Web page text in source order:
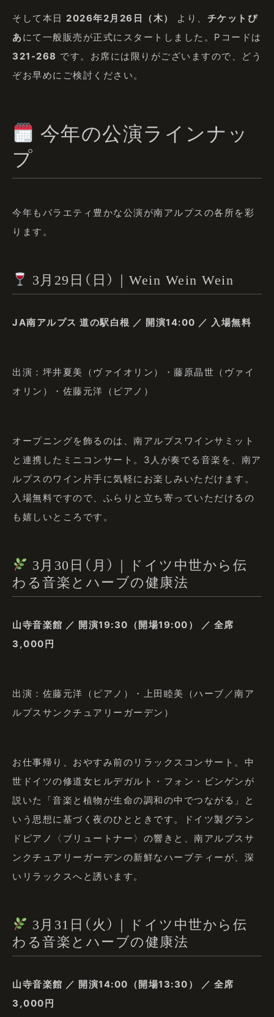
そして本日 2026年2月26日（木） より、 チケットぴ
あにて一般販売が正式にスタートしました。Pコードは
321-268 です。お席には限りがございますので、どう
ぞお早めにご検討ください。
今年の公演ラインナッ
プ
今年もバラエティ豊かな公演が南アルプスの各所を彩
ります。
3月29日（日）｜Wein Wein Wein
JA南アルプス 道の駅白根 ／ 開演14:00 ／ 入場無料
出演：坪井夏美（ヴァイオリン）・藤原晶世（ヴァイ
オリン）・佐藤元洋（ピアノ）
オープニングを飾るのは、南アルプスワインサミット
と連携したミニコンサート。3人が奏でる音楽を、南ア
ルプスのワイン片手に気軽にお楽しみいただけます。
入場無料ですので、ふらりと立ち寄っていただけるの
も嬉しいところです。
3月30日（月）｜ドイツ中世から伝
わる音楽とハーブの健康法
山寺音楽館 ／ 開演19:30（開場19:00） ／ 全席
3,000円
出演：佐藤元洋（ピアノ）・上田睦美（ハーブ／南ア
ルプスサンクチュアリーガーデン）
お仕事帰り、おやすみ前のリラックスコンサート。中
世ドイツの修道女ヒルデガルト・フォン・ビンゲンが
説いた「音楽と植物が生命の調和の中でつながる」と
いう思想に基づく夜のひとときです。ドイツ製グラン
ドピアノ〈ブリュートナー〉の響きと、南アルプスサ
ンクチュアリーガーデンの新鮮なハーブティーが、深
いリラックスへと誘います。
3月31日（火）｜ドイツ中世から伝
わる音楽とハーブの健康法
山寺音楽館 ／ 開演14:00（開場13:30） ／ 全席
3,000円